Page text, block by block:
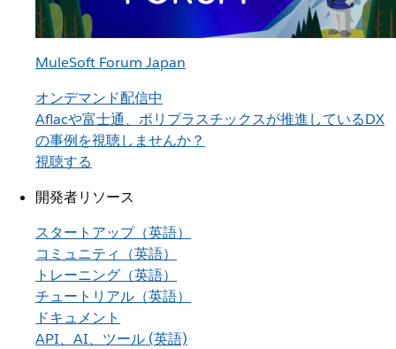
MuleSoft Forum Japan
オンデマンド配信中
Aflacや富士通、ポリプラスチックスが推進しているDX
の事例を視聴しませんか？
視聴する
開発者リソース
スタートアップ（英語）
コミュニティ（英語）
トレーニング（英語）
チュートリアル（英語）
ドキュメント
API、AI、ツール (英語)